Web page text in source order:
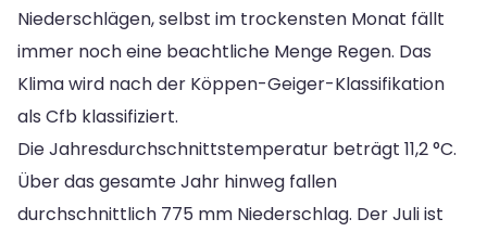
Niederschlägen, selbst im trockensten Monat fällt
immer noch eine beachtliche Menge Regen. Das
Klima wird nach der Köppen-Geiger-Klassifikation
als Cfb klassifiziert.
Die Jahresdurchschnittstemperatur beträgt 11,2 °C.
Über das gesamte Jahr hinweg fallen
durchschnittlich 775 mm Niederschlag. Der Juli ist